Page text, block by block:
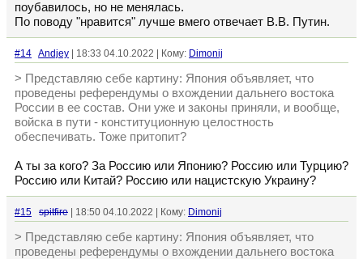
поубавилось, но не менялась.
По поводу "нравится" лучше вмего отвечает В.В. Путин.
#14 Andjey | 18:33 04.10.2022 | Кому: Dimonij
> Представляю себе картину: Япония объявляет, что
проведены референдумы о вхождении дальнего востока
России в ее состав. Они уже и законы приняли, и вообще,
войска в пути - конституционную целостность
обеспечивать. Тоже притопит?
А ты за кого? За Россию или Японию? Россию или Турцию?
Россию или Китай? Россию или нацистскую Украину?
#15 spitfire | 18:50 04.10.2022 | Кому: Dimonij
> Представляю себе картину: Япония объявляет, что
проведены референдумы о вхождении дальнего востока